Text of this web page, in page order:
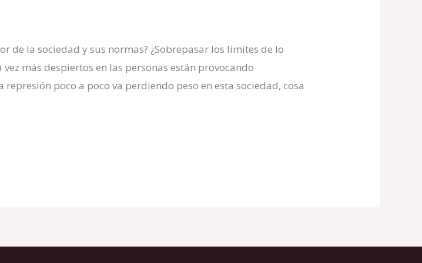
de la sociedad y sus normas? ¿Sobrepasar los límites de lo
más despiertos en las personas están provocando
poco a poco va perdiendo peso en esta sociedad, cosa